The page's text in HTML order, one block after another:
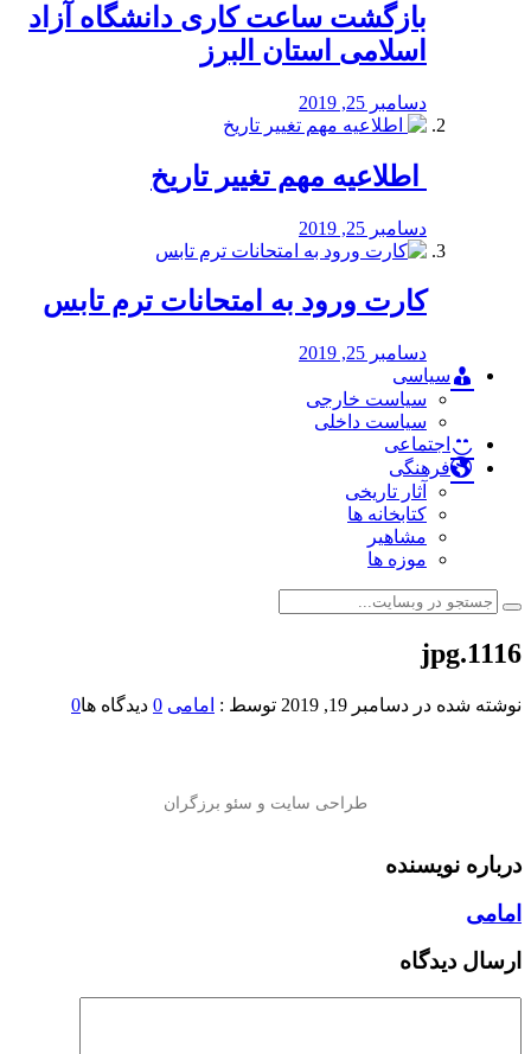
بازگشت ساعت کاری دانشگاه آزاد
اسلامی استان البرز
دسامبر 25, 2019
️ اطلاعیه مهم تغییر تاریخ
دسامبر 25, 2019
کارت ورود به امتحانات ترم تابس
دسامبر 25, 2019
سیاسی
سیاست خارجی
سیاست داخلی
اجتماعی
فرهنگی
آثار تاریخی
کتابخانه ها
مشاهیر
موزه ها
1116.jpg
نوشته شده در دسامبر 19, 2019 توسط : امامی 0 دیدگاه ها0
درباره نویسنده
امامی
ارسال دیدگاه